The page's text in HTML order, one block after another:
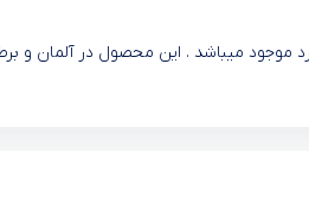
موجود میباشد . این محصول در آلمان و